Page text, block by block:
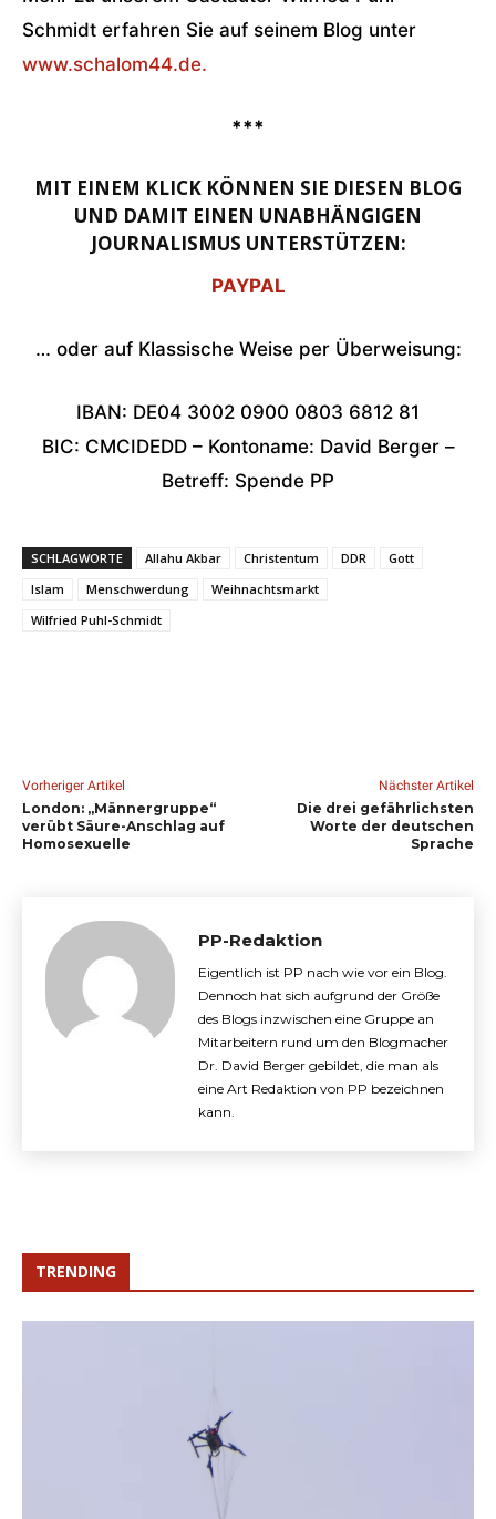
Schmidt erfahren Sie auf seinem Blog unter
www.schalom44.de.
***
MIT EINEM KLICK KÖNNEN SIE DIESEN BLOG
UND DAMIT EINEN UNABHÄNGIGEN
JOURNALISMUS UNTERSTÜTZEN:
PAYPAL
… oder auf Klassische Weise per Überweisung:
IBAN: DE04 3002 0900 0803 6812 81
BIC: CMCIDEDD – Kontoname: David Berger –
Betreff: Spende PP
SCHLAGWORTE Allahu Akbar Christentum DDR
Gott
Islam
Menschwerdung
Weihnachtsmarkt
Wilfried Puhl-Schmidt
Vorheriger Artikel
London: „Männergruppe“
verübt Säure-Anschlag auf
Homosexuelle
Nächster Artikel
Die drei gefährlichsten
Worte der deutschen
Sprache
PP-Redaktion
Eigentlich ist PP nach wie vor ein Blog.
Dennoch hat sich aufgrund der Größe
des Blogs inzwischen eine Gruppe an
Mitarbeitern rund um den Blogmacher
Dr. David Berger gebildet, die man als
eine Art Redaktion von PP bezeichnen
kann.
TRENDING